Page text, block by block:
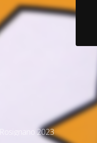
2023